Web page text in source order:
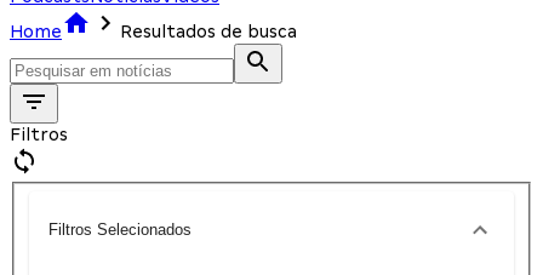
Home
Resultados de busca
Filtros
Filtros Selecionados